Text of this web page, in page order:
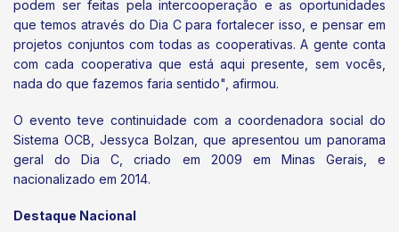
podem ser feitas pela intercooperação e as oportunidades
que temos através do Dia C para fortalecer isso, e pensar em
projetos conjuntos com todas as cooperativas. A gente conta
com cada cooperativa que está aqui presente, sem vocês,
nada do que fazemos faria sentido", afirmou.
O evento teve continuidade com a coordenadora social do
Sistema OCB, Jessyca Bolzan, que apresentou um panorama
geral do Dia C, criado em 2009 em Minas Gerais, e
nacionalizado em 2014.
Destaque Nacional